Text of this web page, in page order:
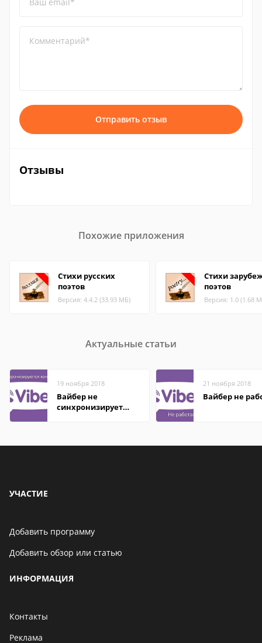
Комментарий*
Отправить отзыв
Отзывы
Похожие приложения
Стихи русских
поэтов
Версия: 4.4.2 (33.93 МБ)
Стихи
поэтов
Версия: 1.0 (1.68
Актуальные статьи
19 ноября 2018
Вайбер не
синхронизирует
21 ноября 2018
Вайбер не
УЧАСТИЕ
Добавить программу
Добавить обзор или статью
ИНФОРМАЦИЯ
Контакты
Реклама